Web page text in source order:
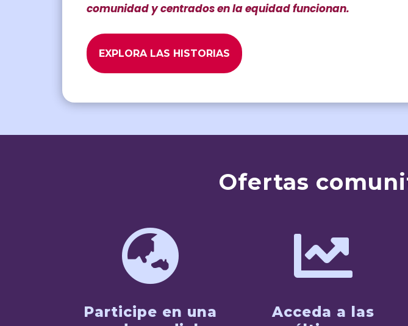
comunidad y centrados en la equidad funcionan.
EXPLORA LAS HISTORIAS
Ofertas

Participe en una

Acceda a las